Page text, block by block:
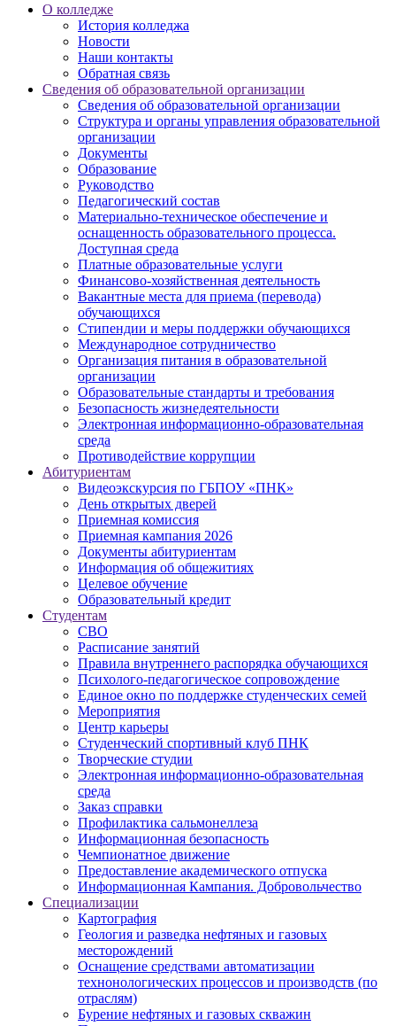
О колледже
История колледжа
Новости
Наши контакты
Обратная связь
Сведения об образовательной организации
Сведения об образовательной организации
Структура и органы управления образовательной
организации
Документы
Образование
Руководство
Педагогический состав
Материально-техническое обеспечение и
оснащенность образовательного процесса.
Доступная среда
Платные образовательные услуги
Финансово-хозяйственная деятельность
Вакантные места для приема (перевода)
обучающихся
Стипендии и меры поддержки обучающихся
Международное сотрудничество
Организация питания в образовательной
организации
Образовательные стандарты и требования
Безопасность жизнедеятельности
Электронная информационно-образовательная
среда
Противодействие коррупции
Абитуриентам
Видеоэкскурсия по ГБПОУ «ПНК»
День открытых дверей
Приемная комиссия
Приемная кампания 2026
Дoкументы абитуриентам
Информация об общежитиях
Целевое обучение
Образовательный кредит
Студентам
СВО
Расписание занятий
Правила внутреннего распорядка обучающихся
Психолого-педагогическое сопровождение
Единое окно по поддержке студенческих семей
Мероприятия
Центр карьеры
Студенческий спортивный клуб ПНК
Творческие студии
Электронная информационно-образовательная
среда
Заказ справки
Профилактика сальмонеллеза
Информационная безопасность
Чемпионатное движение
Предоставление академического отпуска
Информационная Кампания. Добровольчество
Специализации
Картография
Геология и разведка нефтяных и газовых
месторождений
Оснащение средствами автоматизации
технонологических процессов и производств (по
отраслям)
Бурение нефтяных и газовых скважин